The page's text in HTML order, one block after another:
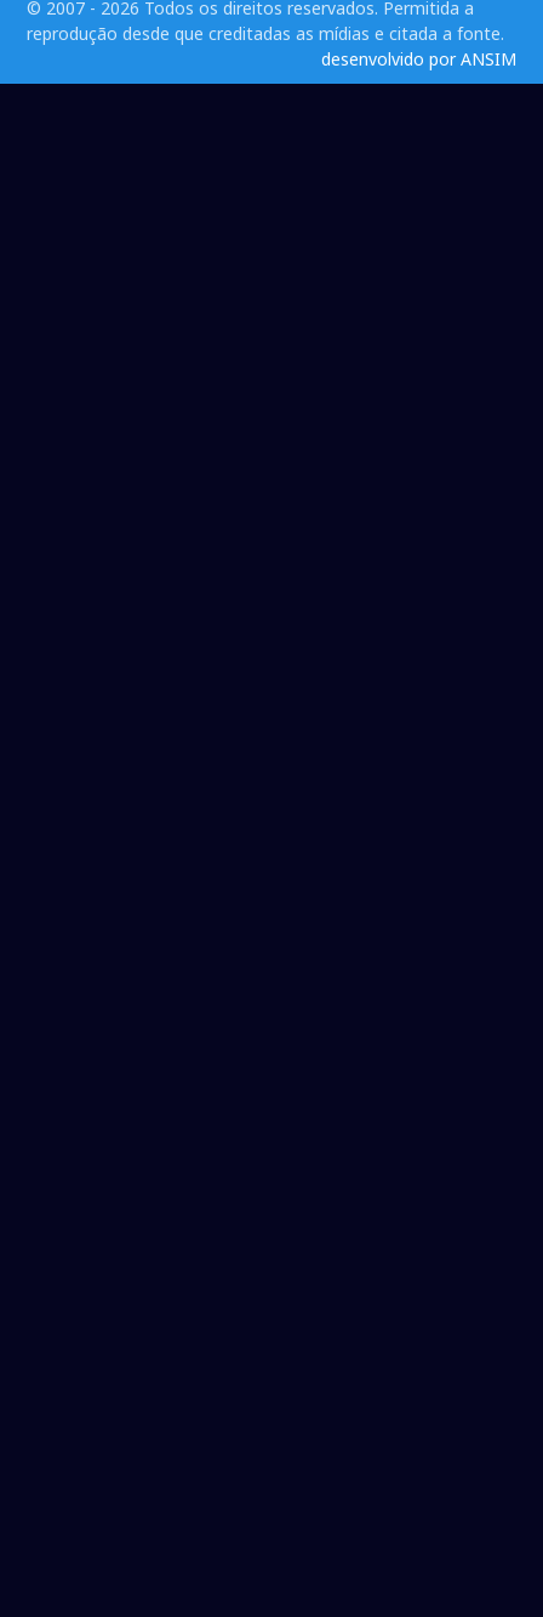
© 2007 - 2026 Todos os direitos reservados. Permitida a
reprodução desde que creditadas as mídias e citada a fonte.
desenvolvido por ANSIM